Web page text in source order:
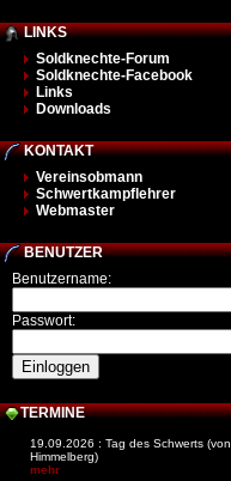
LINKS
Soldknechte-Forum
Soldknechte-Facebook
Links
Downloads
KONTAKT
Vereinsobmann
Schwertkampflehrer
Webmaster
BENUTZER
Benutzername:
Passwort:
TERMINE
19.09.2026 : Tag des Schwerts (von
Himmelberg)
mehr